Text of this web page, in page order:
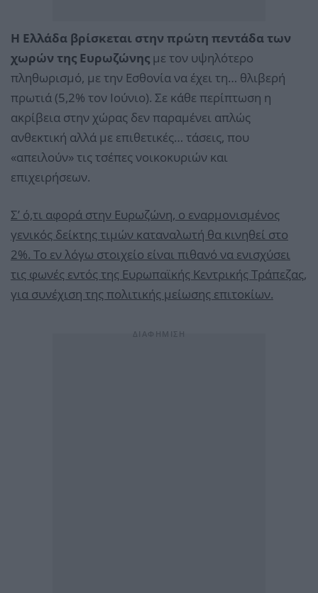
Η Ελλάδα βρίσκεται στην πρώτη πεντάδα των
χωρών της Ευρωζώνης με τον υψηλότερο
πληθωρισμό, με την Εσθονία να έχει τη… θλιβερή
πρωτιά (5,2% τον Ιούνιο). Σε κάθε περίπτωση η
ακρίβεια στην χώρας δεν παραμένει απλώς
ανθεκτική αλλά με επιθετικές… τάσεις, που
«απειλούν» τις τσέπες νοικοκυριών και
επιχειρήσεων.
Σ’ ό,τι αφορά στην Ευρωζώνη, ο εναρμονισμένος
γενικός δείκτης τιμών καταναλωτή θα κινηθεί στο
2%. Το εν λόγω στοιχείο είναι πιθανό να ενισχύσει
τις φωνές εντός της Ευρωπαϊκής Κεντρικής Τράπεζας,
για συνέχιση της πολιτικής μείωσης επιτοκίων.